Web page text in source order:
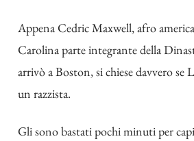
Appena Cedric Maxwell, afro
Carolina parte integrante della
arrivò a Boston, si chiese davvero se
un razzista.
Gli sono bastati pochi minuti per